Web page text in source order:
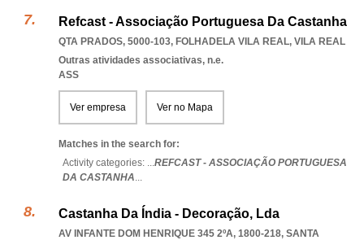
Refcast - Associação Portuguesa Da Castanha
QTA PRADOS, 5000-103, FOLHADELA VILA REAL, VILA REAL
Outras atividades associativas, n.e.
ASS
Ver empresa Ver no Mapa
Matches in the search for:
Activity categories: ...REFCAST - ASSOCIAÇÃO PORTUGUESA
DA CASTANHA...
Castanha Da Índia - Decoração, Lda
AV INFANTE DOM HENRIQUE 345 2ºA, 1800-218, SANTA